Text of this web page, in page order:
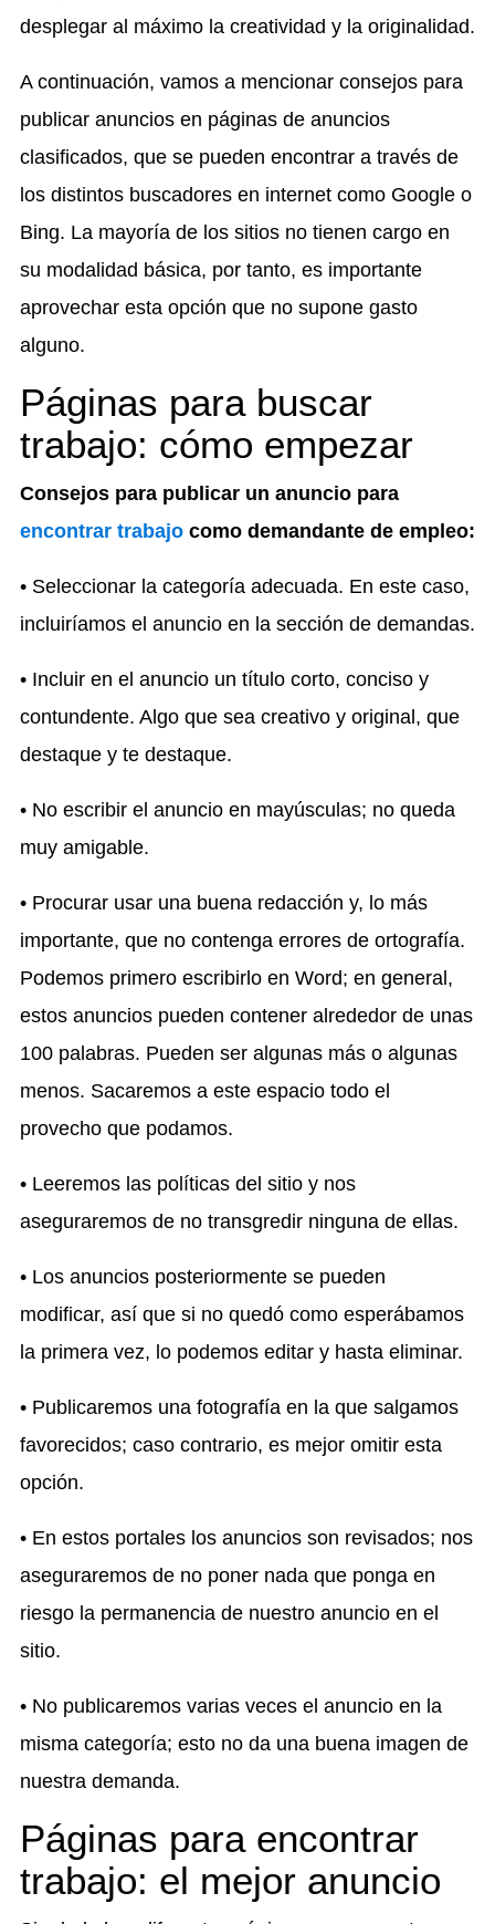
desplegar al máximo la creatividad y la originalidad.
A continuación, vamos a mencionar consejos para
publicar anuncios en páginas de anuncios
clasificados, que se pueden encontrar a través de
los distintos buscadores en internet como Google o
Bing. La mayoría de los sitios no tienen cargo en
su modalidad básica, por tanto, es importante
aprovechar esta opción que no supone gasto
alguno.
Páginas para buscar
trabajo: cómo empezar
Consejos para publicar un anuncio para
encontrar trabajocomo demandante de empleo:
• Seleccionar la categoría adecuada. En este caso,
incluiríamos el anuncio en la sección de demandas.
• Incluir en el anuncio un título corto, conciso y
contundente. Algo que sea creativo y original, que
destaque y te destaque.
• No escribir el anuncio en mayúsculas; no queda
muy amigable.
• Procurar usar una buena redacción y, lo más
importante, que no contenga errores de ortografía.
Podemos primero escribirlo en Word; en general,
estos anuncios pueden contener alrededor de unas
100 palabras. Pueden ser algunas más o algunas
menos. Sacaremos a este espacio todo el
provecho que podamos.
• Leeremos las políticas del sitio y nos
aseguraremos de no transgredir ninguna de ellas.
• Los anuncios posteriormente se pueden
modificar, así que si no quedó como esperábamos
la primera vez, lo podemos editar y hasta eliminar.
• Publicaremos una fotografía en la que salgamos
favorecidos; caso contrario, es mejor omitir esta
opción.
• En estos portales los anuncios son revisados; nos
aseguraremos de no poner nada que ponga en
riesgo la permanencia de nuestro anuncio en el
sitio.
• No publicaremos varias veces el anuncio en la
misma categoría; esto no da una buena imagen de
nuestra demanda.
Páginas para encontrar
trabajo: el mejor anuncio